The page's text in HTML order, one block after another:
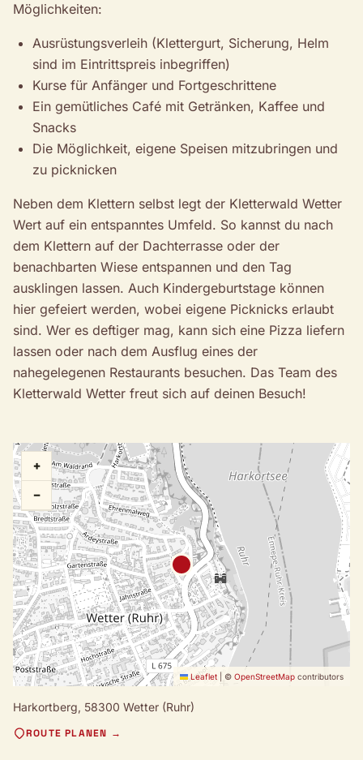
Möglichkeiten:
Ausrüstungsverleih (Klettergurt, Sicherung, Helm
sind im Eintrittspreis inbegriffen)
Kurse für Anfänger und Fortgeschrittene
Ein gemütliches Café mit Getränken, Kaffee und
Snacks
Die Möglichkeit, eigene Speisen mitzubringen und
zu picknicken
Neben dem Klettern selbst legt der Kletterwald Wetter
Wert auf ein entspanntes Umfeld. So kannst du nach
dem Klettern auf der Dachterrasse oder der
benachbarten Wiese entspannen und den Tag
ausklingen lassen. Auch Kindergeburtstage können
hier gefeiert werden, wobei eigene Picknicks erlaubt
sind. Wer es deftiger mag, kann sich eine Pizza liefern
lassen oder nach dem Ausflug eines der
nahegelegenen Restaurants besuchen. Das Team des
Kletterwald Wetter freut sich auf deinen Besuch!
+
−
Leaflet © OpenStreetMap contributors
Harkortberg, 58300 Wetter (Ruhr)
ROUTE PLANEN →